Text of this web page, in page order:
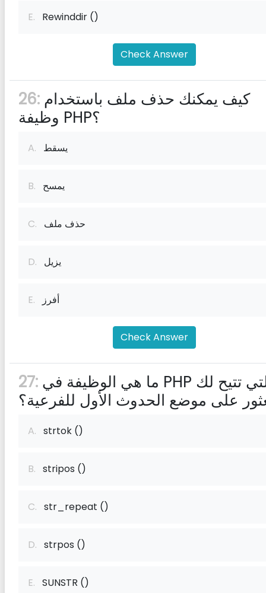
E. Rewinddir ()
Check Answer
26:
وظيفة PHP؟
A. يسقط
B. يمسح
C. حذف ملف
D. يزيل
E. أفرز
Check Answer
27:
على موضع الحدوث الأول للفرعية؟
A. strtok ()
B. stripos ()
C. str_repeat ()
D. strpos ()
E. SUNSTR ()